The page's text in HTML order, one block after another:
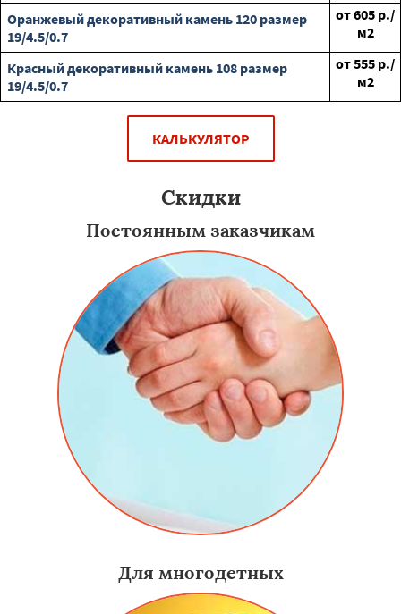
Оранжевый декоративный камень 120 размер
19/4.5/0.7
от605 р./
м2
Красный декоративный камень 108 размер
19/4.5/0.7
от555 р./
м2
КАЛЬКУЛЯТОР
Скидки
Постоянным заказчикам
Для многодетных